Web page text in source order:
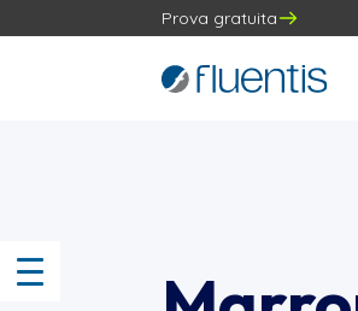
Prova gratuita